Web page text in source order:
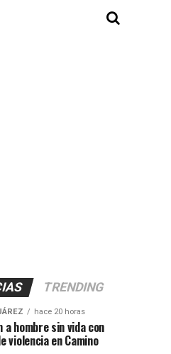
TRENDING
hace 20 horas
a hombre sin vida con
violencia en Camino